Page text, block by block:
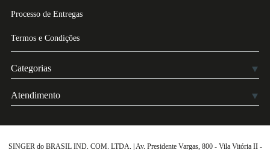
Processo de Entregas
Termos e Condições
Categorias
Atendimento
SINGER do BRASIL IND. COM. LTDA. | Av. Presidente Vargas, 800 - Vila Vitória II -